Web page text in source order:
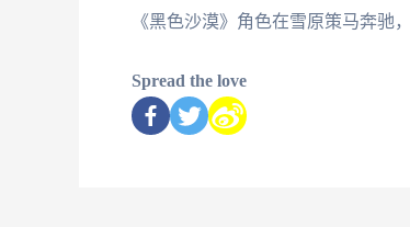
《黑色沙漠》角色在雪原策马奔驰
Spread the love